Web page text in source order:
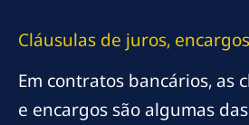
Cláusulas de juros,
Em contratos bancários, as
e encargos são algumas